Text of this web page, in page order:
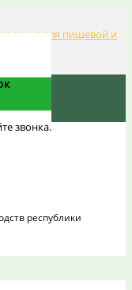
звонка.
республики